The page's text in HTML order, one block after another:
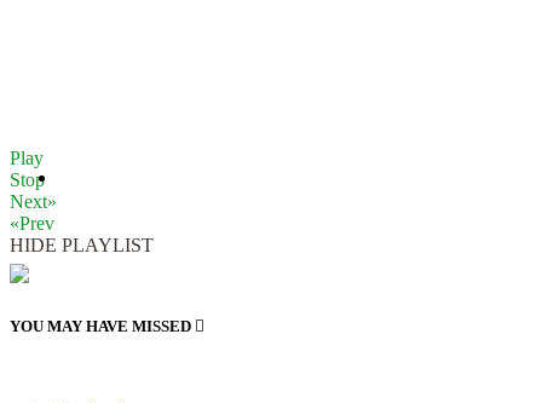
Play
Stop
Next»
«Prev
HIDE PLAYLIST
YOU MAY HAVE MISSED